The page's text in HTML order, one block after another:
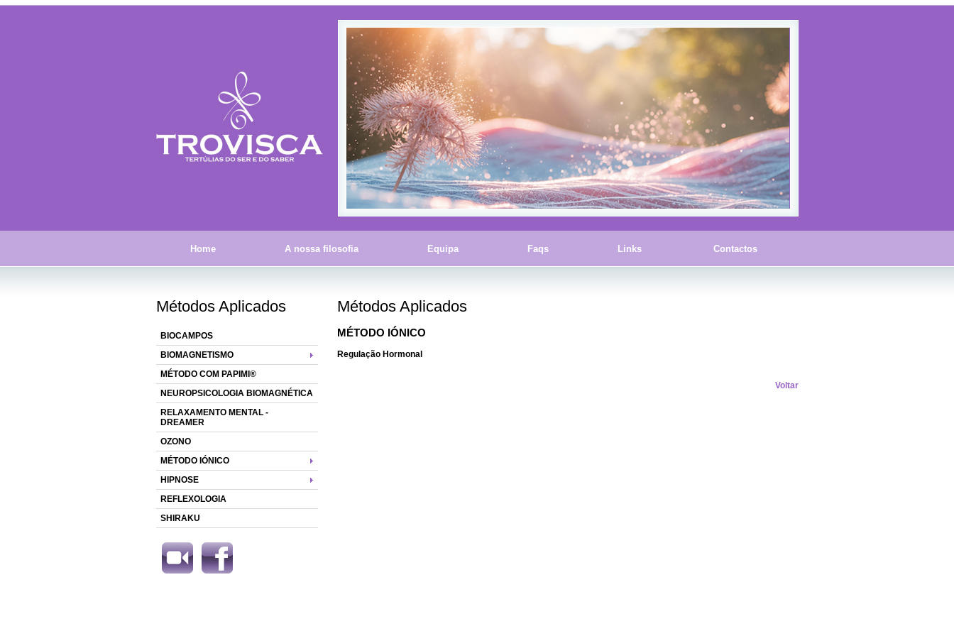
Home A nossa filosofia Equipa Faqs Links Contactos
Métodos Aplicados
BIOCAMPOS
BIOMAGNETISMO
MÉTODO COM PAPIMI®
NEUROPSICOLOGIA BIOMAGNÉTICA
RELAXAMENTO MENTAL -
DREAMER
OZONO
MÉTODO IÓNICO
HIPNOSE
REFLEXOLOGIA
SHIRAKU
Métodos Aplicados
MÉTODO IÓNICO
Regulação Hormonal
Voltar